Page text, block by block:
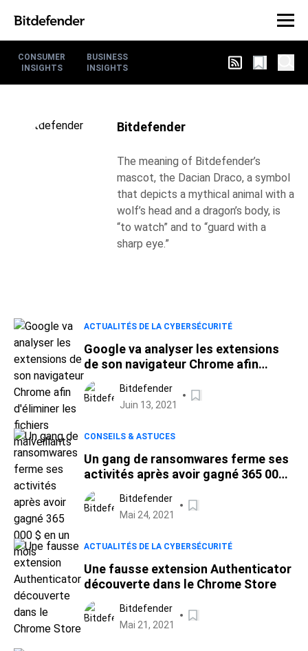
CONSUMER
INSIGHTS
BUSINESS
INSIGHTS
Bitdefender
The meaning of Bitdefender’s
mascot, the Dacian Draco, a symbol
that depicts a mythical animal with a
wolf’s head and a dragon’s body, is
“to watch” and to “guard with a
sharp eye.”
ACTUALITÉS DE LA CYBERSÉCURITÉ
Google va analyser les extensions
de son navigateur Chrome afin
d'éliminer les fichiers malveillants
Bitdefender
Juin 13, 2021
CONSEILS & ASTUCES
Un gang de ransomwares ferme ses
activités après avoir gagné 365 000
$ en un mois
Bitdefender
Mai 24, 2021
ACTUALITÉS DE LA CYBERSÉCURITÉ
Une fausse extension Authenticator
découverte dans le Chrome Store
Bitdefender
Mai 21, 2021